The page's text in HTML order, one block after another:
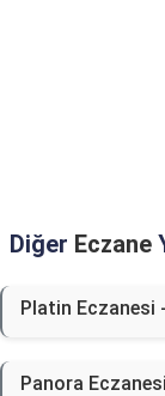
Diğer Eczane
Platin Eczanesi
Panora